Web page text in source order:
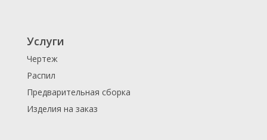
Услуги
Чертеж
Распил
Предварительная сборка
Изделия на заказ